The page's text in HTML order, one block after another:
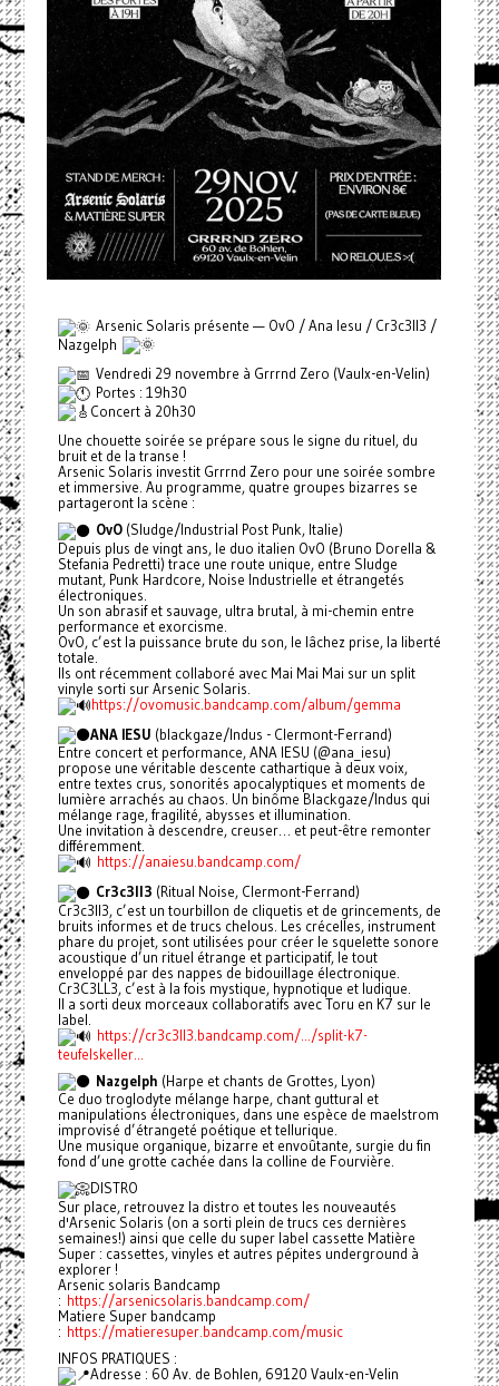
Arsenic Solaris présente — OvO / Ana Iesu / Cr3c3ll3 /
Nazgelph
Vendredi 29 novembre à Grrrnd Zero (Vaulx-en-Velin)
Portes : 19h30
Concert à 20h30
Une chouette soirée se prépare sous le signe du rituel, du
bruit et de la transe !
Arsenic Solaris investit Grrrnd Zero pour une soirée sombre
et immersive. Au programme, quatre groupes bizarres se
partageront la scène :
OvO(Sludge/Industrial Post Punk, Italie)
Depuis plus de vingt ans, le duo italien OvO (Bruno Dorella &
Stefania Pedretti) trace une route unique, entre Sludge
mutant, Punk Hardcore, Noise Industrielle et étrangetés
électroniques.
Un son abrasif et sauvage, ultra brutal, à mi-chemin entre
performance et exorcisme.
OvO, c’est la puissance brute du son, le lâchez prise, la liberté
totale.
Ils ont récemment collaboré avec Mai Mai Mai sur un split
vinyle sorti sur Arsenic Solaris.
https://ovomusic.bandcamp.com/album/gemma
ANA IESU (blackgaze/Indus - Clermont-Ferrand)
Entre concert et performance, ANA IESU (@ana_iesu)
propose une véritable descente cathartique à deux voix,
entre textes crus, sonorités apocalyptiques et moments de
lumière arrachés au chaos. Un binôme Blackgaze/Indus qui
mélange rage, fragilité, abysses et illumination.
Une invitation à descendre, creuser… et peut-être remonter
différemment.
https://anaiesu.bandcamp.com/
Cr3c3ll3 (Ritual Noise, Clermont-Ferrand)
Cr3c3ll3, c’est un tourbillon de cliquetis et de grincements, de
bruits informes et de trucs chelous. Les crécelles, instrument
phare du projet, sont utilisées pour créer le squelette sonore
acoustique d’un rituel étrange et participatif, le tout
enveloppé par des nappes de bidouillage électronique.
Cr3C3LL3, c’est à la fois mystique, hypnotique et ludique.
Il a sorti deux morceaux collaboratifs avec Toru en K7 sur le
label.
https://cr3c3ll3.bandcamp.com/.../split-k7-
teufelskeller...
Nazgelph (Harpe et chants de Grottes, Lyon)
Ce duo troglodyte mélange harpe, chant guttural et
manipulations électroniques, dans une espèce de maelstrom
improvisé d’étrangeté poétique et tellurique.
Une musique organique, bizarre et envoûtante, surgie du fin
fond d’une grotte cachée dans la colline de Fourvière.
DISTRO
Sur place, retrouvez la distro et toutes les nouveautés
d'Arsenic Solaris (on a sorti plein de trucs ces dernières
semaines!) ainsi que celle du super label cassette Matière
Super : cassettes, vinyles et autres pépites underground à
explorer !
Arsenic solaris Bandcamp
: https://arsenicsolaris.bandcamp.com/
Matiere Super bandcamp
: https://matieresuper.bandcamp.com/music
INFOS PRATIQUES :
Adresse : 60 Av. de Bohlen, 69120 Vaulx-en-Velin